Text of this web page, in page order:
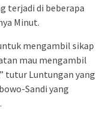
terjadi di beberapa
Minut.
mengambil sikap
mau mengambil
tutur Luntungan yang
Sandi yang